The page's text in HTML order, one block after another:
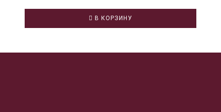
В КОРЗИНУ